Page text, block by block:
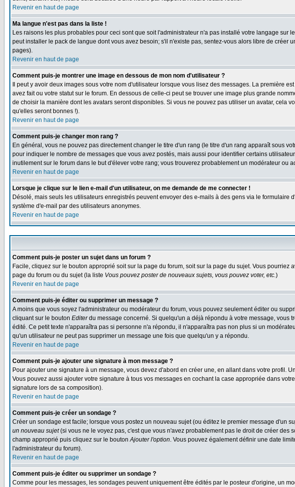
Revenir en haut de page
Ma langue n'est pas dans la liste !
Les raisons les plus probables pour ceci sont que soit l'administrateur n'a pas installé votre langage
peut installer le pack de langue dont vous avez besoin; s'il n'existe pas, sentez-vous alors libre de
pages).
Revenir en haut de page
Comment puis-je montrer une image en dessous de mon nom d'utilisateur ?
Il peut y avoir deux images sous votre nom d'utilisateur lorsque vous lisez des messages. La première
avez fait ou votre statut sur le forum. En dessous de celle-ci peut se trouver une image plus grande
de choisir la manière dont les avatars seront disponibles. Si vous ne pouvez pas utiliser un avatar,
qu'elles seront bonnes !).
Revenir en haut de page
Comment puis-je changer mon rang ?
En général, vous ne pouvez pas directement changer le titre d'un rang (le titre d'un rang apparaît sous
pour indiquer le nombre de messages que vous avez postés, mais aussi pour identifier certains
inutilement sur le forum dans le but d'élever votre rang; vous trouverez probablement un modérateur
Revenir en haut de page
Lorsque je clique sur le lien e-mail d'un utilisateur, on me demande de me connecter !
Désolé, mais seuls les utilisateurs enregistrés peuvent envoyer des e-mails à des gens via le
système d'e-mail par des utilisateurs anonymes.
Revenir en haut de page
Comment puis-je poster un sujet dans un forum ?
Facile, cliquez sur le bouton approprié soit sur la page du forum, soit sur la page du sujet. Vous
page du forum ou du sujet (la liste Vous pouvez poster de nouveaux sujets, vous pouvez voter, etc.)
Revenir en haut de page
Comment puis-je éditer ou supprimer un message ?
A moins que vous soyez l'administrateur ou modérateur du forum, vous pouvez seulement éditer ou
cliquant sur le bouton Editerdu message concerné. Si quelqu'un a déjà répondu à votre message, vous
édité. Ce petit texte n'apparaîtra pas si personne n'a répondu, il n'apparaîtra pas non plus si un
qu'un utilisateur ne peut pas supprimer un message une fois que quelqu'un y a répondu.
Revenir en haut de page
Comment puis-je ajouter une signature à mon message ?
Pour ajouter une signature à un message, vous devez d'abord en créer une, en allant dans votre profil.
Vous pouvez aussi ajouter votre signature à tous vos messages en cochant la case appropriée dans
signature lors de sa composition).
Revenir en haut de page
Comment puis-je créer un sondage ?
Créer un sondage est facile; lorsque vous postez un nouveau sujet (ou éditez le premier message d'un
un nouveau sujet(si vous ne le voyez pas, c'est que vous n'avez probablement pas le droit de créer
champ approprié puis cliquez sur le boutonAjouter l'option. Vous pouvez également définir une date
l'administrateur du forum).
Revenir en haut de page
Comment puis-je éditer ou supprimer un sondage ?
Comme pour les messages, les sondages peuvent uniquement être édités par le posteur d'origine, un